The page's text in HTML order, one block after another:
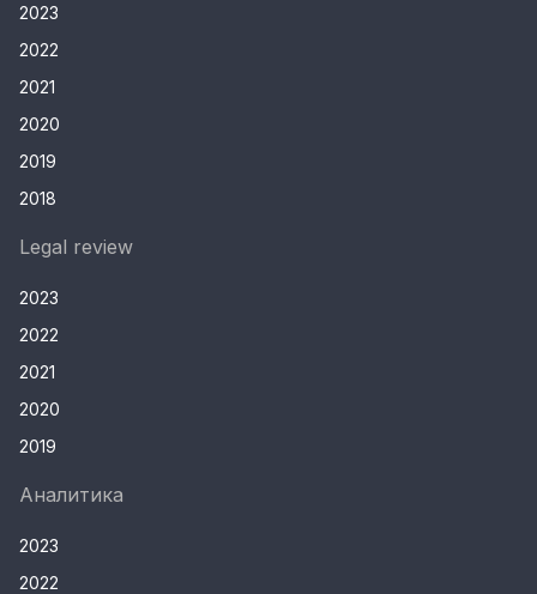
2023
2022
2021
2020
2019
2018
Legal review
2023
2022
2021
2020
2019
Аналитика
2023
2022